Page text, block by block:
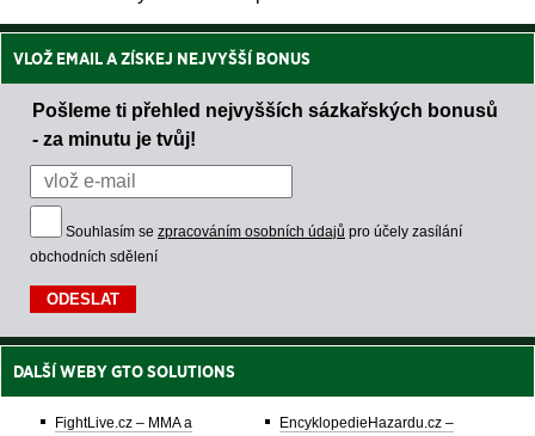
VLOŽ EMAIL A ZÍSKEJ NEJVYŠŠÍ BONUS
Pošleme ti přehled nejvyšších sázkařských bonusů
- za minutu je tvůj!
Souhlasím se zpracováním osobních údajů pro účely zasílání
obchodních sdělení
DALŠÍ WEBY GTO SOLUTIONS
FightLive.cz – MMA a
EncyklopedieHazardu.cz –